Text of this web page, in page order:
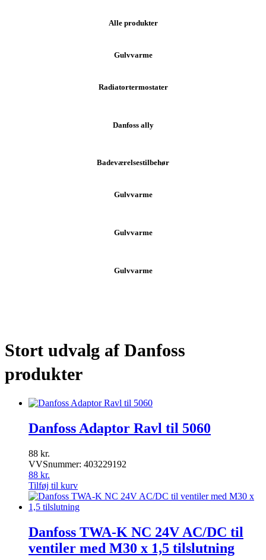
Alle produkter
Gulvvarme
Radiatortermostater
Danfoss ally
Badeværelsestilbehør
Gulvvarme
Gulvvarme
Gulvvarme
Stort udvalg af Danfoss
produkter
Danfoss Adaptor Ravl til 5060
88 kr.
VVSnummer: 403229192
88 kr.
Tilføj til kurv
Danfoss TWA-K NC 24V AC/DC til
ventiler med M30 x 1,5 tilslutning